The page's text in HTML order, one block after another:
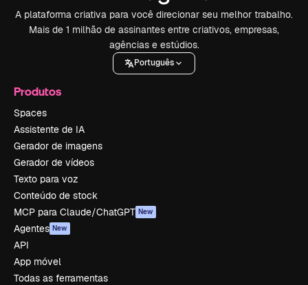
A plataforma criativa para você direcionar seu melhor trabalho.
Mais de 1 milhão de assinantes entre criativos, empresas,
agências e estúdios.
Português
Produtos
Spaces
Assistente de IA
Gerador de imagens
Gerador de vídeos
Texto para voz
Conteúdo de stock
MCP para Claude/ChatGPT New
Agentes New
API
App móvel
Todas as ferramentas